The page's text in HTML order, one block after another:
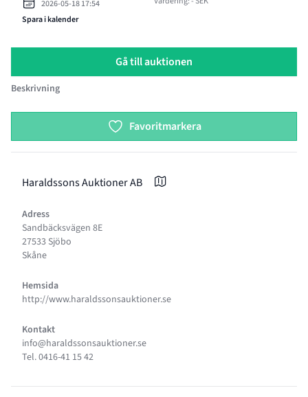
2026-05-18 17:54
Spara i kalender
Gå till auktionen
Beskrivning
Favoritmarkera
Haraldssons Auktioner AB
Adress
Sandbäcksvägen 8E
27533 Sjöbo
Skåne
Hemsida
http://www.haraldssonsauktioner.se
Kontakt
info@haraldssonsauktioner.se
Tel. 0416-41 15 42